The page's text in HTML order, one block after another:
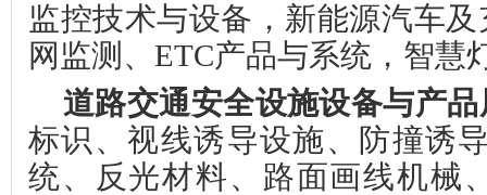
监控技术与设备， 新能源汽车
网监测、 ETC产品与系统，智慧
道路交通安全设施设备与产品
标识、视线诱导设施、防撞诱
统、反光材料、路面画线机械